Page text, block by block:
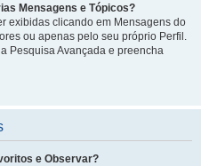
Mensagens e Tópicos?
exibidas clicando em Mensagens do
ou apenas pelo seu próprio Perfil.
Pesquisa Avançada e preencha
e Observar?